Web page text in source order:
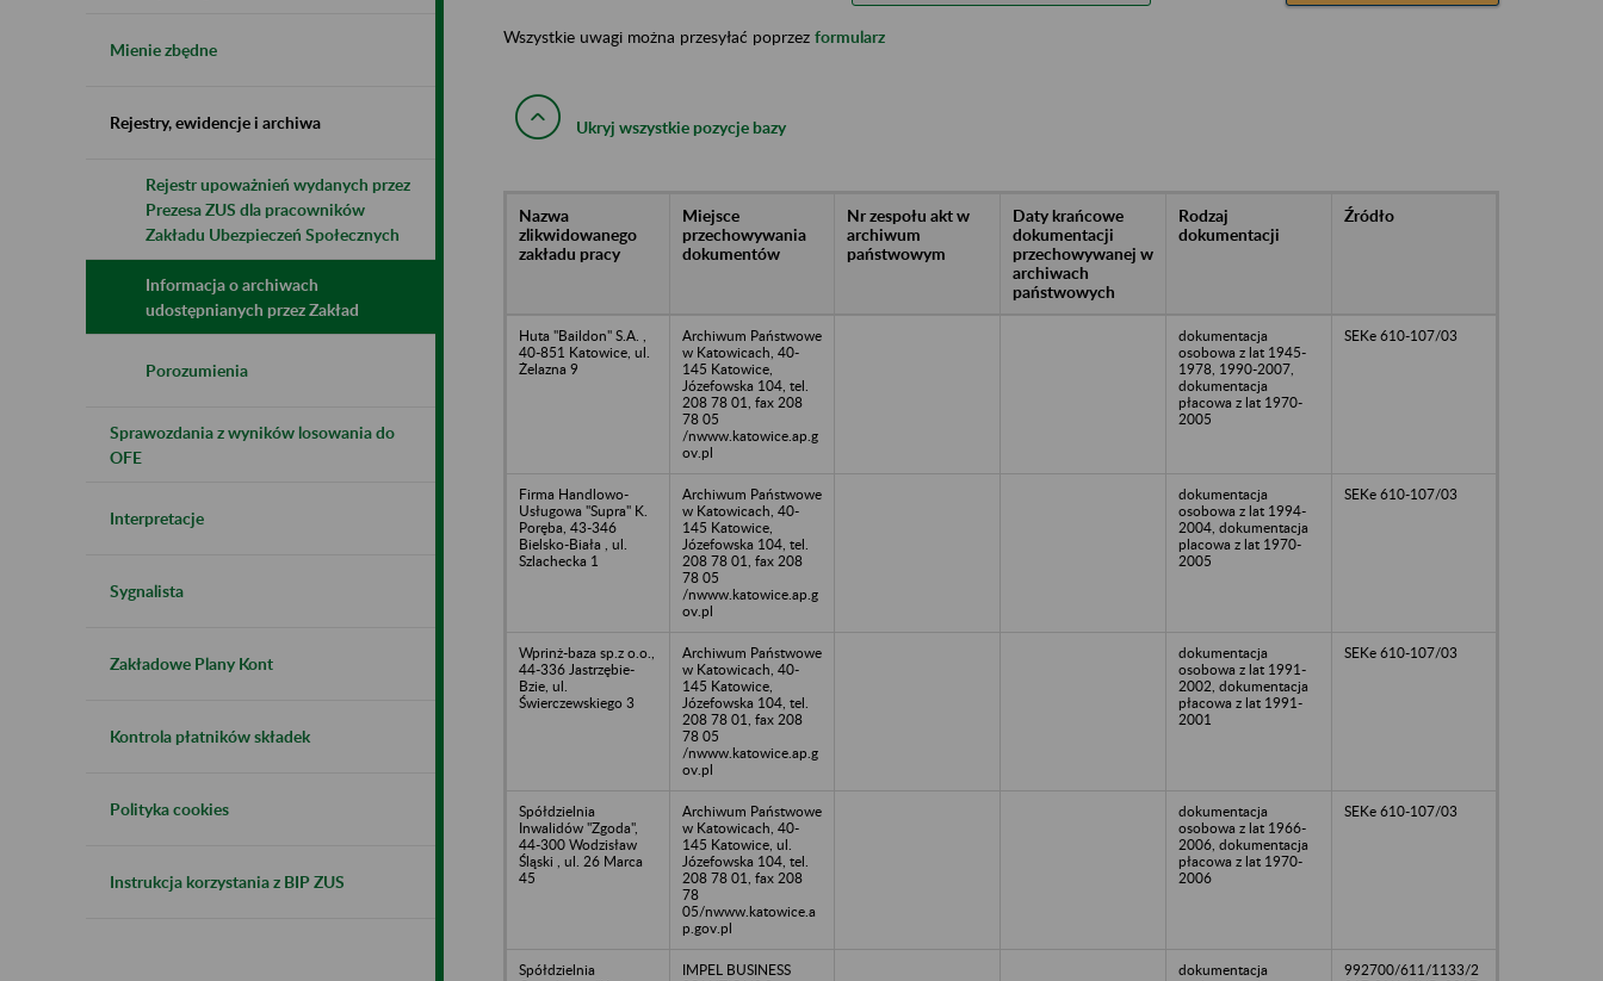
Mienie zbędne
Rejestry, ewidencje i archiwa
Rejestr upoważnień wydanych przez
Prezesa ZUS dla pracowników
Zakładu Ubezpieczeń Społecznych
Informacja o archiwach
udostępnianych przez Zakład
Porozumienia
Sprawozdania z wyników losowania do
OFE
Interpretacje
Sygnalista
Zakładowe Plany Kont
Kontrola płatników składek
Polityka cookies
Instrukcja korzystania z BIP ZUS
Wszystkie uwagi można przesyłać poprzez formularz
Ukryj wszystkie pozycje bazy
Nazwa
zlikwidowanego
zakładu pracy
Miejsce
przechowywania
dokumentów
Nr zespołu akt w
archiwum
państwowym
Daty krańcowe
dokumentacji
przechowywanej w
archiwach
państwowych
Rodzaj
dokumentacji
Źródło
Huta "Baildon" S.A. ,
40-851 Katowice, ul.
Żelazna 9
Archiwum Państwowe
w Katowicach, 40-
145 Katowice,
Józefowska 104, tel.
208 78 01, fax 208
78 05
/nwww.katowice.ap.g
ov.pl
dokumentacja
osobowa z lat 1945-
1978, 1990-2007,
dokumentacja
płacowa z lat 1970-
2005
SEKe 610-107/03
Firma Handlowo-
Usługowa "Supra" K.
Poręba, 43-346
Bielsko-Biała , ul.
Szlachecka 1
Archiwum Państwowe
w Katowicach, 40-
145 Katowice,
Józefowska 104, tel.
208 78 01, fax 208
78 05
/nwww.katowice.ap.g
ov.pl
dokumentacja
osobowa z lat 1994-
2004, dokumentacja
placowa z lat 1970-
2005
SEKe 610-107/03
Wprinż-baza sp.z o.o.,
44-336 Jastrzębie-
Bzie, ul.
Świerczewskiego 3
Archiwum Państwowe
w Katowicach, 40-
145 Katowice,
Józefowska 104, tel.
208 78 01, fax 208
78 05
/nwww.katowice.ap.g
ov.pl
dokumentacja
osobowa z lat 1991-
2002, dokumentacja
płacowa z lat 1991-
2001
SEKe 610-107/03
Spółdzielnia
Inwalidów "Zgoda",
44-300 Wodzisław
Śląski , ul. 26 Marca
45
Archiwum Państwowe
w Katowicach, 40-
145 Katowice, ul.
Józefowska 104, tel.
208 78 01, fax 208
78
05/nwww.katowice.a
p.gov.pl
dokumentacja
osobowa z lat 1966-
2006, dokumentacja
płacowa z lat 1970-
2006
SEKe 610-107/03
Spółdzielnia
IMPEL BUSINESS
dokumentacja
992700/611/1133/2